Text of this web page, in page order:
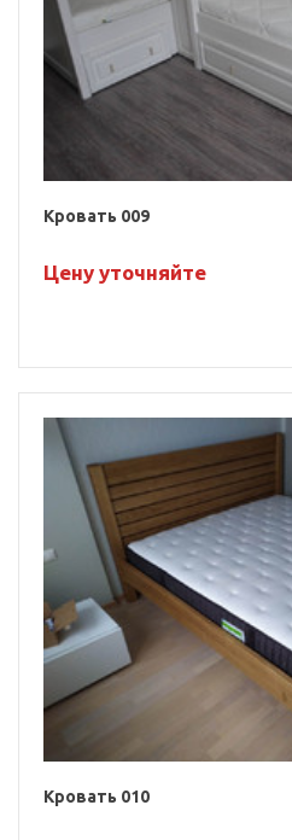
Кровать 009
Цену уточняйте
Кровать 010